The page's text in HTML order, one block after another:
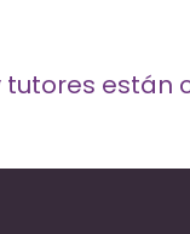
están